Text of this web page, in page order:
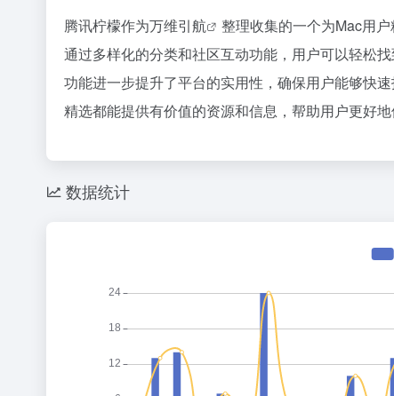
腾讯柠檬作为万维引航
整理收集的一个为Mac用
通过多样化的分类和社区互动功能，用户可以轻松
功能进一步提升了平台的实用性，确保用户能够快
精选都能提供有价值的资源和信息，帮助用户更好地
数据统计